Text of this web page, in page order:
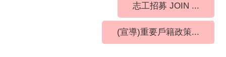
志工招募 JOIN ...
(宣導)重要戶籍政策...